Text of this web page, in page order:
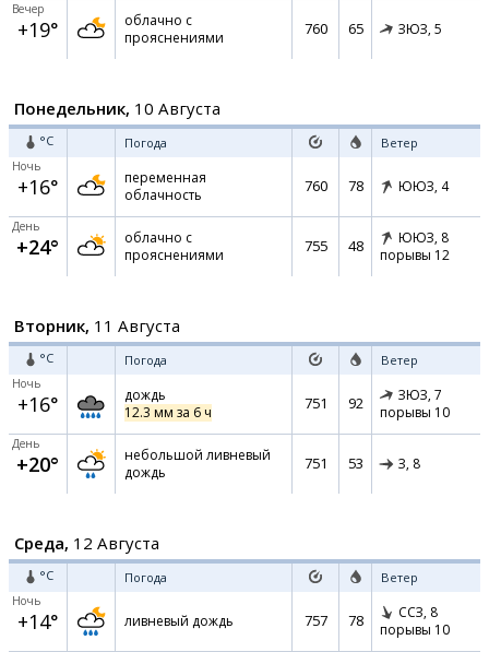
Вечер
+19°
облачно с
прояснениями
760 65 ЗЮЗ, 5
Понедельник, 10 Августа
°C Погода Ветер
Ночь
+16°
переменная
облачность
760 78 ЮЮЗ, 4
День
+24°
облачно с
прояснениями
755 48 ЮЮЗ, 8
порывы 12
Вторник, 11 Августа
°C Погода Ветер
Ночь
+16°
дождь
12.3 мм за 6 ч
751 92 ЗЮЗ, 7
порывы 10
День
+20°
небольшой ливневый
дождь
751 53 З, 8
Среда, 12 Августа
°C Погода Ветер
Ночь
+14° ливневый дождь 757 78 ССЗ, 8
порывы 10